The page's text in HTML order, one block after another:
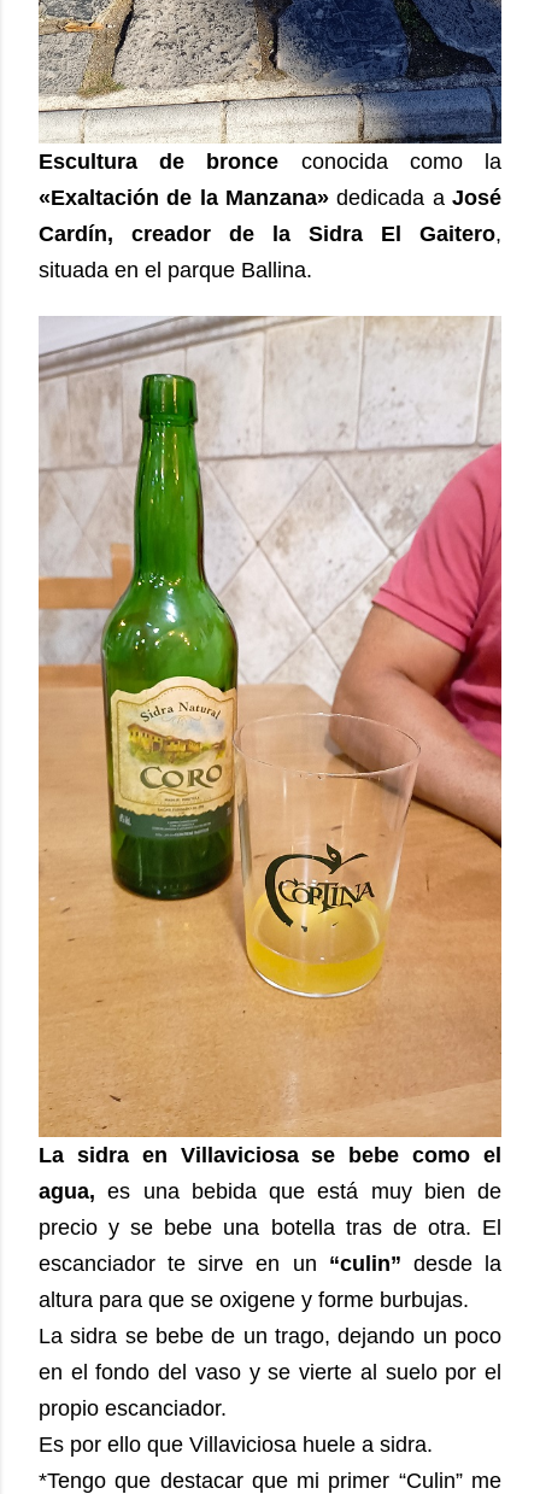
Escultura de bronce conocida como la
«Exaltación de la Manzana» dedicada a José
Cardín, creador de la Sidra El Gaitero,
situada en el parque Ballina.
La sidra en Villaviciosa se bebe como el
agua, es una bebida que está muy bien de
precio y se bebe una botella tras de otra. El
escanciador te sirve en un “culin” desde la
altura para que se oxigene y forme burbujas.
La sidra se bebe de un trago, dejando un poco
en el fondo del vaso y se vierte al suelo por el
propio escanciador.
Es por ello que Villaviciosa huele a sidra.
*Tengo que destacar que mi primer “Culin” me